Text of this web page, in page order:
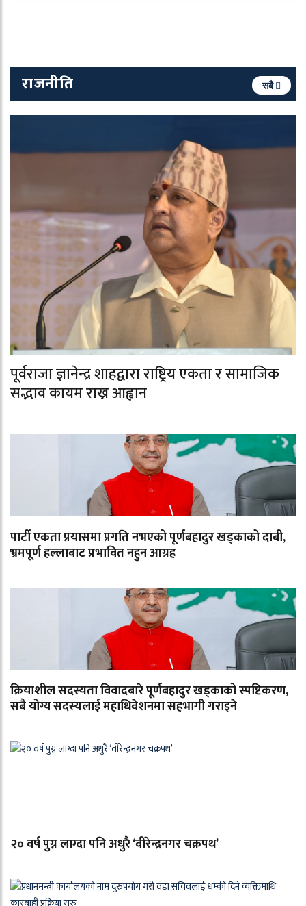
राजनीति सबै
पूर्वराजा ज्ञानेन्द्र शाहद्वारा राष्ट्रिय एकता र सामाजिक
सद्भाव कायम राख्न आह्वान
पार्टी एकता प्रयासमा प्रगति नभएको पूर्णबहादुर खड्काको दाबी,
भ्रमपूर्ण हल्लाबाट प्रभावित नहुन आग्रह
क्रियाशील सदस्यता विवादबारे पूर्णबहादुर खड्काको स्पष्टिकरण,
सबै योग्य सदस्यलाई महाधिवेशनमा सहभागी गराइने
२० वर्ष पुग्न लाग्दा पनि अधुरै ‘वीरेन्द्रनगर चक्रपथ’